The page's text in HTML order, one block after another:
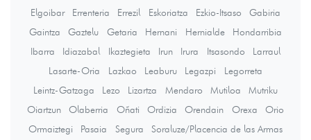
Elgoibar
Errenteria Errezil Eskoriatza Ezkio-Itsaso
Gabiria
Gaintza
Gaztelu Getaria Hernani Hernialde
Hondarribia
Ibarra
Idiazabal Ikaztegieta Irun Irura Itsasondo
Larraul
Lasarte-Oria
Lazkao Leaburu Legazpi
Legorreta
Leintz-Gatzaga
Lezo Lizartza Mendaro Mutiloa
Mutriku
Oiartzun
Olaberria Oñati Ordizia Orendain Orexa
Orio
Ormaiztegi
Pasaia Segura
Soraluze/Placencia de las Armas